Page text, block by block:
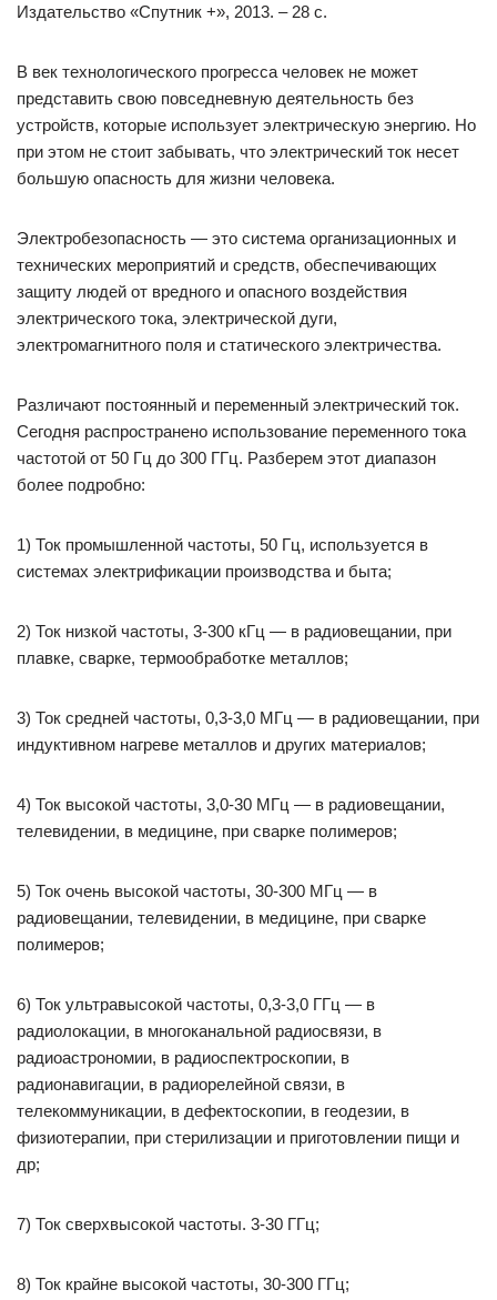
Издательство «Спутник +», 2013. – 28 с.
В век технологического прогресса человек не может
представить свою повседневную деятельность без
устройств, которые использует электрическую энергию. Но
при этом не стоит забывать, что электрический ток несет
большую опасность для жизни человека.
Электробезопасность — это система организационных и
технических мероприятий и средств, обеспечивающих
защиту людей от вредного и опасного воздействия
электрического тока, электрической дуги,
электромагнитного поля и статического электричества.
Различают постоянный и переменный электрический ток.
Сегодня распространено использование переменного тока
частотой от 50 Гц до 300 ГГц. Разберем этот диапазон
более подробно:
1) Ток промышленной частоты, 50 Гц, используется в
системах электрификации производства и быта;
2) Ток низкой частоты, 3-300 кГц — в радиовещании, при
плавке, сварке, термообработке металлов;
3) Ток средней частоты, 0,3-3,0 МГц — в радиовещании, при
индуктивном нагреве металлов и других материалов;
4) Ток высокой частоты, 3,0-30 МГц — в радиовещании,
телевидении, в медицине, при сварке полимеров;
5) Ток очень высокой частоты, 30-300 МГц — в
радиовещании, телевидении, в медицине, при сварке
полимеров;
6) Ток ультравысокой частоты, 0,3-3,0 ГГц — в
радиолокации, в многоканальной радиосвязи, в
радиоастрономии, в радиоспектроскопии, в
радионавигации, в радиорелейной связи, в
телекоммуникации, в дефектоскопии, в геодезии, в
физиотерапии, при стерилизации и приготовлении пищи и
др;
7) Ток сверхвысокой частоты. 3-30 ГГц;
8) Ток крайне высокой частоты, 30-300 ГГц;